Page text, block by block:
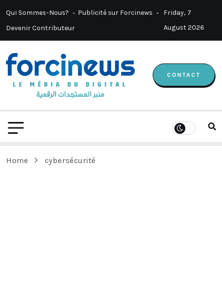
Qui Sommes-Nous?
Publicité sur Forcinews
Devenir Contributeur
Friday, 7
August 2026
CONTACT
Home cybersécurité